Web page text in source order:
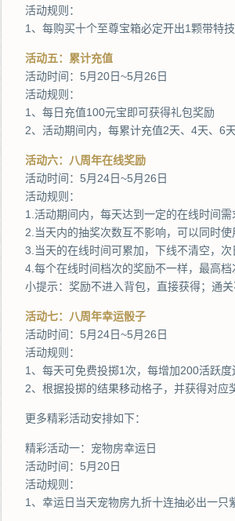
活动规则：
1、每购买十个至尊宝箱必定开出1颗带特
活动五：累计充值
活动时间：5月20日~5月26日
活动规则：
1、每日充值100元宝即可获得礼包奖励
2、活动期间内，每累计充值2天、4天、6
活动六：八周年在线奖励
活动时间：5月24日~5月26日
活动规则：
1.活动期间内，每天达到一定的在线时间
2.当天内的抽奖次数互不影响，可以同时使
3.当天的在线时间可累加，下线不清空，次
4.每个在线时间档次的奖励不一样，最高
小提示：奖励不进入背包，直接获得；通
活动七：八周年幸运骰子
活动时间：5月24日~5月26日
活动规则：
1、每天可免费投掷1次，每增加200活跃度
2、根据投掷的结果移动格子，并获得对应
更多精彩活动安排如下：
精彩活动一：宠物房幸运日
活动时间：5月20日
活动规则：
1、幸运日当天宠物房九折十连抽必出一只